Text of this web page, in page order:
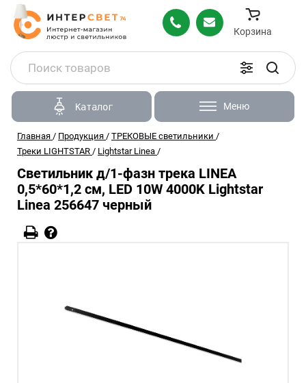
Корзина
Каталог Меню
Главная / Продукция / ТРЕКОВЫЕ светильники /
Треки LIGHTSTAR / Lightstar Linea /
Светильник д/1-фазн трека LINEA
0,5*60*1,2 см, LED 10W 4000K Lightstar
Linea 256647 черный